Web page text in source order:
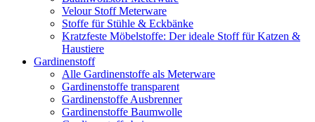
Velour Stoff Meterware
Stoffe für Stühle & Eckbänke
Kratzfeste Möbelstoffe: Der ideale Stoff für Katzen &
Haustiere
Gardinenstoff
Alle Gardinenstoffe als Meterware
Gardinenstoffe transparent
Gardinenstoffe Ausbrenner
Gardinenstoffe Baumwolle